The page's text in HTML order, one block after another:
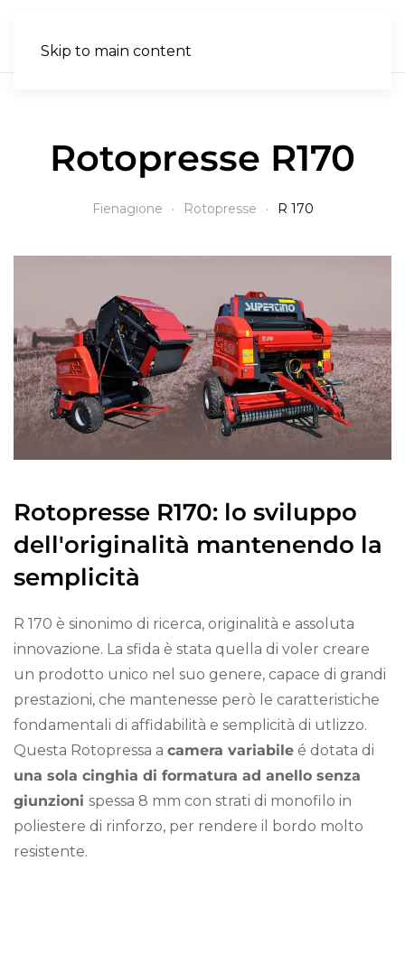
Skip to main content
Rotopresse R170
Fienagione Rotopresse R 170
Rotopresse R170: lo sviluppo
dell'originalità mantenendo la
semplicità
R 170 è sinonimo di ricerca, originalità e assoluta
innovazione. La sfida è stata quella di voler creare
un prodotto unico nel suo genere, capace di grandi
prestazioni, che mantenesse però le caratteristiche
fondamentali di affidabilità e semplicità di utlizzo.
Questa Rotopressa a camera variabile é dotata di
una sola cinghia di formatura ad anello senza
giunzioni spessa 8 mm con strati di monofilo in
poliestere di rinforzo, per rendere il bordo molto
resistente.